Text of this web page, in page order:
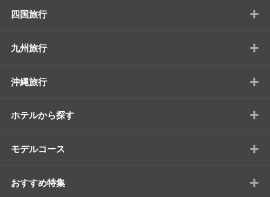
四国旅行 +
九州旅行 +
沖縄旅行 +
ホテルから探す +
モデルコース +
おすすめ特集 +